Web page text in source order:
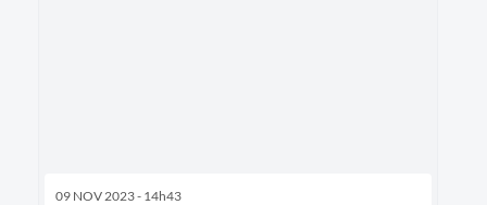
09 NOV 2023 - 14h43